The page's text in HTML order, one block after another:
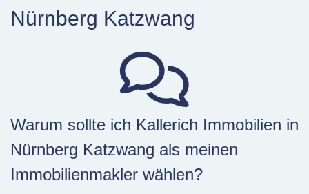
Nürnberg Katzwang
Warum sollte ich Kallerich Immobilien in
Nürnberg Katzwang als meinen
Immobilienmakler wählen?